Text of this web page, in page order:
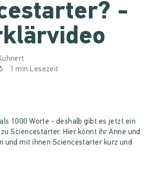
-
1 min Lesezeit
1000 Worte - deshalb gibt es jetzt ein
Sciencestarter. Hier könnt ihr Anne und
und mit ihnen Sciencestarter kurz und